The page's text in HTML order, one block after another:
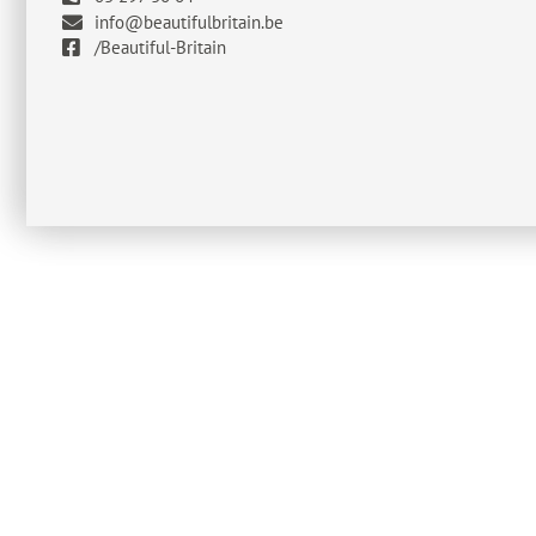
info@beautifulbritain.be
/Beautiful-Britain